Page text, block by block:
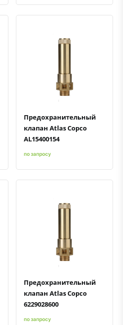
Быстрый просмотрДобавить к сравнению
Предохранительный
клапан Atlas Copco
AL15400154
по запросу
Быстрый просмотрДобавить к сравнению
Предохранительный
клапан Atlas Copco
6229028600
по запросу